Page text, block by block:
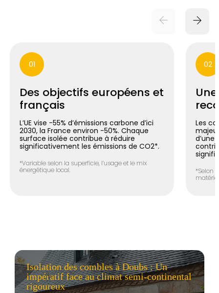
01
Des objectifs européens et
français
L’UE vise -55% d’émissions carbone d’ici
2030, la France environ -50%. Chaque
surface isolée contribue à réduire
significativement les émissions de CO2*.
*Variable selon la superficie, l’usage et le mix
énergétique local.
02
Les
d’une
*Selon
Isolation des combles à Doubs : Un
impératif face au climat semi-continental
rigoureux